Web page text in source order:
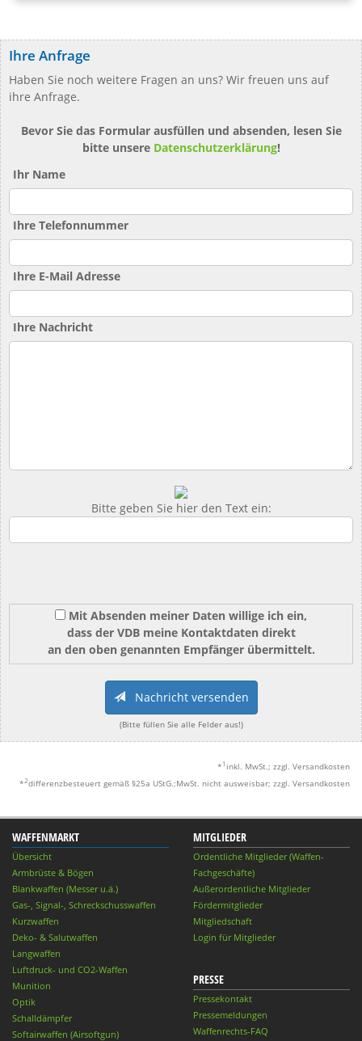
Ihre Anfrage
Haben Sie noch weitere Fragen an uns? Wir freuen uns auf
ihre Anfrage.
Bevor Sie das Formular ausfüllen und absenden, lesen Sie
bitte unsere Datenschutzerklärung!
Ihr Name
Ihre Telefonnummer
Ihre E-Mail Adresse
Ihre Nachricht
Bitte geben Sie hier den Text ein:
Mit Absenden meiner Daten willige ich ein,
dass der VDB meine Kontaktdaten direkt
an den oben genannten Empfänger übermittelt.
Nachricht versenden
(Bitte füllen Sie alle Felder aus!)
* 1 inkl. MwSt.; zzgl. Versandkosten
*2differenzbesteuert gemäß §25a UStG.;MwSt. nicht ausweisbar; zzgl. Versandkosten
WAFFENMARKT
Übersicht
Armbrüste & Bögen
Blankwaffen (Messer u.ä.)
Gas-, Signal-, Schreckschusswaffen
Kurzwaffen
Deko- & Salutwaffen
Langwaffen
Luftdruck- und CO2-Waffen
Munition
Optik
Schalldämpfer
Softairwaffen (Airsoftgun)
MITGLIEDER
Ordentliche Mitglieder (Waffen-
Fachgeschäfte)
Außerordentliche Mitglieder
Fördermitglieder
Mitgliedschaft
Login für Mitglieder
PRESSE
Pressekontakt
Pressemeldungen
Waffenrechts-FAQ